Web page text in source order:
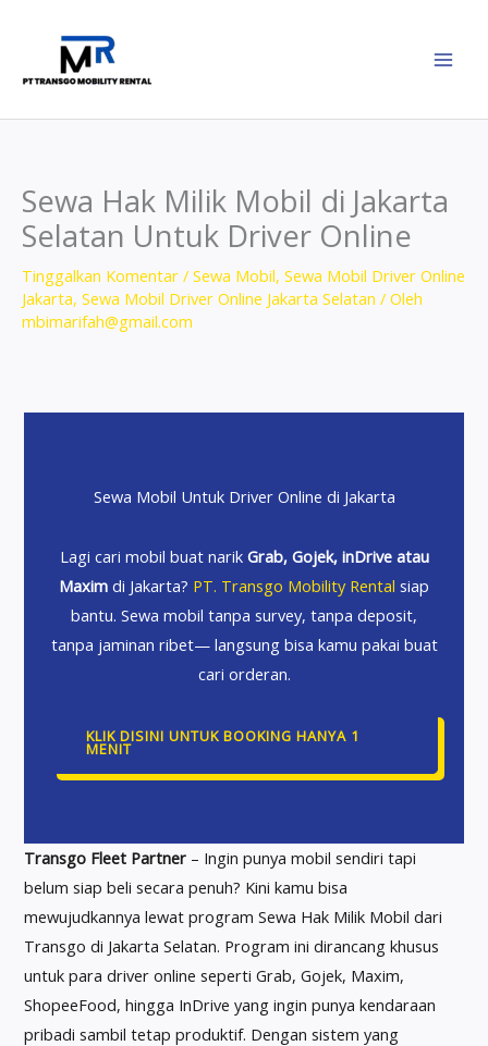
konten
Sewa Hak Milik Mobil di Jakarta
Selatan Untuk Driver Online
Tinggalkan Komentar / Sewa Mobil, Sewa Mobil Driver Online
Jakarta, Sewa Mobil Driver Online Jakarta Selatan / Oleh
mbimarifah@gmail.com
Sewa Mobil Untuk Driver Online di Jakarta
Lagi cari mobil buat narik Grab, Gojek, inDrive atau
Maxim di Jakarta? PT. Transgo Mobility Rental siap
bantu. Sewa mobil tanpa survey, tanpa deposit,
tanpa jaminan ribet— langsung bisa kamu pakai buat
cari orderan.
KLIK DISINI UNTUK BOOKING HANYA 1
MENIT
Transgo Fleet Partner– Ingin punya mobil sendiri tapi
belum siap beli secara penuh? Kini kamu bisa
mewujudkannya lewat program Sewa Hak Milik Mobil dari
Transgo di Jakarta Selatan. Program ini dirancang khusus
untuk para driver online seperti Grab, Gojek, Maxim,
ShopeeFood, hingga InDrive yang ingin punya kendaraan
pribadi sambil tetap produktif. Dengan sistem yang